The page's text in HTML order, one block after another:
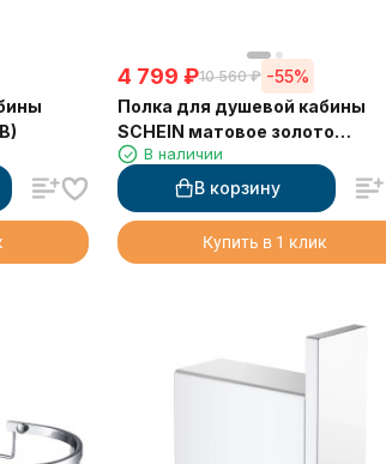
4 799 ₽10 560 ₽ -55%
Полка для душевой кабины
SCHEIN матовое золото
(9327BG)
В наличии
В корзину
Купить в 1 клик